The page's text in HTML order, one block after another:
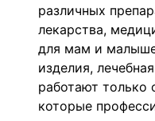
различных
лекарства,
для мам и
изделия,
работают только
которые